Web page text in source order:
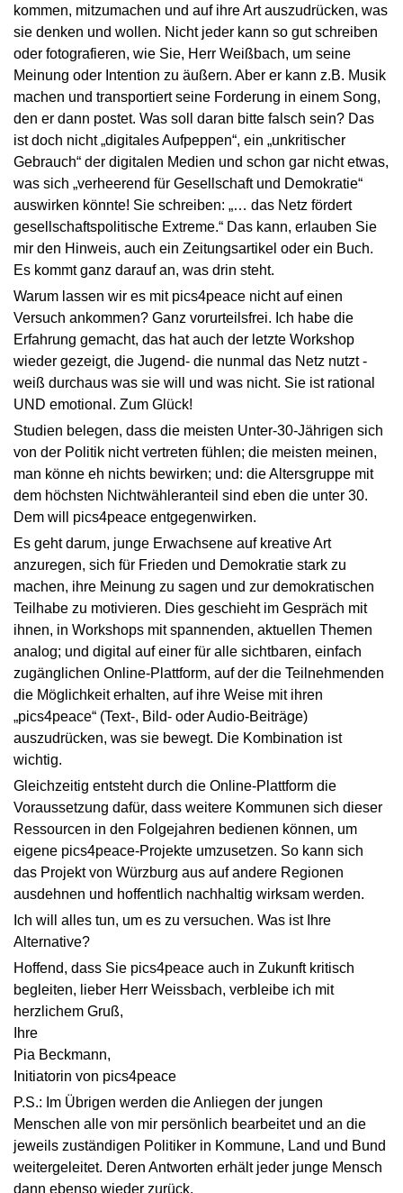
kommen, mitzumachen und auf ihre Art auszudrücken, was
sie denken und wollen. Nicht jeder kann so gut schreiben
oder fotografieren, wie Sie, Herr Weißbach, um seine
Meinung oder Intention zu äußern. Aber er kann z.B. Musik
machen und transportiert seine Forderung in einem Song,
den er dann postet. Was soll daran bitte falsch sein? Das
ist doch nicht „digitales Aufpeppen“, ein „unkritischer
Gebrauch“ der digitalen Medien und schon gar nicht etwas,
was sich „verheerend für Gesellschaft und Demokratie“
auswirken könnte! Sie schreiben: „… das Netz fördert
gesellschaftspolitische Extreme.“ Das kann, erlauben Sie
mir den Hinweis, auch ein Zeitungsartikel oder ein Buch.
Es kommt ganz darauf an, was drin steht.
Warum lassen wir es mit pics4peace nicht auf einen
Versuch ankommen? Ganz vorurteilsfrei. Ich habe die
Erfahrung gemacht, das hat auch der letzte Workshop
wieder gezeigt, die Jugend- die nunmal das Netz nutzt -
weiß durchaus was sie will und was nicht. Sie ist rational
UND emotional. Zum Glück!
Studien belegen, dass die meisten Unter-30-Jährigen sich
von der Politik nicht vertreten fühlen; die meisten meinen,
man könne eh nichts bewirken; und: die Altersgruppe mit
dem höchsten Nichtwähleranteil sind eben die unter 30.
Dem will pics4peace entgegenwirken.
Es geht darum, junge Erwachsene auf kreative Art
anzuregen, sich für Frieden und Demokratie stark zu
machen, ihre Meinung zu sagen und zur demokratischen
Teilhabe zu motivieren. Dies geschieht im Gespräch mit
ihnen, in Workshops mit spannenden, aktuellen Themen
analog; und digital auf einer für alle sichtbaren, einfach
zugänglichen Online-Plattform, auf der die Teilnehmenden
die Möglichkeit erhalten, auf ihre Weise mit ihren
„pics4peace“ (Text-, Bild- oder Audio-Beiträge)
auszudrücken, was sie bewegt. Die Kombination ist
wichtig.
Gleichzeitig entsteht durch die Online-Plattform die
Voraussetzung dafür, dass weitere Kommunen sich dieser
Ressourcen in den Folgejahren bedienen können, um
eigene pics4peace-Projekte umzusetzen. So kann sich
das Projekt von Würzburg aus auf andere Regionen
ausdehnen und hoffentlich nachhaltig wirksam werden.
Ich will alles tun, um es zu versuchen. Was ist Ihre
Alternative?
Hoffend, dass Sie pics4peace auch in Zukunft kritisch
begleiten, lieber Herr Weissbach, verbleibe ich mit
herzlichem Gruß,
Ihre
Pia Beckmann,
Initiatorin von pics4peace
P.S.: Im Übrigen werden die Anliegen der jungen
Menschen alle von mir persönlich bearbeitet und an die
jeweils zuständigen Politiker in Kommune, Land und Bund
weitergeleitet. Deren Antworten erhält jeder junge Mensch
dann ebenso wieder zurück.